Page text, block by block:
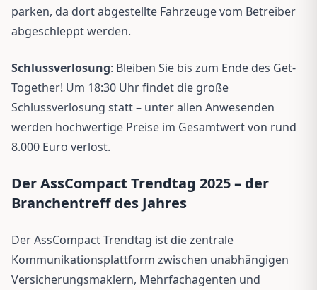
parken, da dort abgestellte Fahrzeuge vom Betreiber
abgeschleppt werden.
Schlussverlosung: Bleiben Sie bis zum Ende des Get-
Together! Um 18:30 Uhr findet die große
Schlussverlosung statt – unter allen Anwesenden
werden hochwertige Preise im Gesamtwert von rund
8.000 Euro verlost.
Der AssCompact Trendtag 2025 – der
Branchentreff des Jahres
Der AssCompact Trendtag ist die zentrale
Kommunikationsplattform zwischen unabhängigen
Versicherungsmaklern, Mehrfachagenten und